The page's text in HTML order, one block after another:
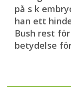
på s k
han ett
Bush rest
betydelse